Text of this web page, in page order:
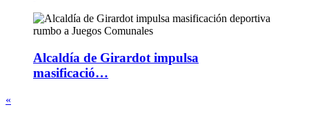
Alcaldía de Girardot impulsa
masificació…
«